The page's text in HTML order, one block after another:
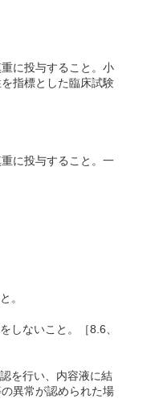
に投与すること。小
指標とした臨床試験
に投与すること。一
。
しないこと。［8.6、
を行い、内容液に結
異常が認められた場